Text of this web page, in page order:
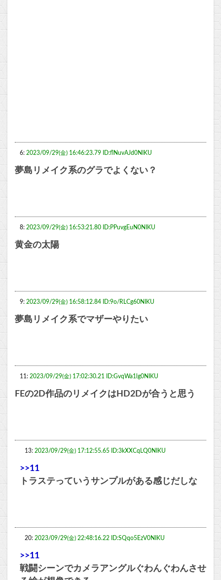
6: 2023/09/29(金) 16:46:23.79 ID:flNuvAJd0NIKU
夢島リメイク系のグラでよくない？
8: 2023/09/29(金) 16:53:21.80 ID:PPuvgEuN0NIKU
黄金の太陽
9: 2023/09/29(金) 16:58:12.84 ID:9o/RLCg60NIKU
夢島リメイク系でマザーやりたい
11: 2023/09/29(金) 17:02:30.21 ID:GvqWa1lg0NIKU
FEの2D作品のリメイクはHD2Dが合うと思う
13: 2023/09/29(金) 17:12:55.65 ID:3kXXCqLQ0NIKU
>>11
トラステっていうサンプルがある感じだしな
20: 2023/09/29(金) 22:48:16.22 ID:SQqo5EzV0NIKU
>>11
戦闘シーンでカメラアングルぐわんぐわんさせ